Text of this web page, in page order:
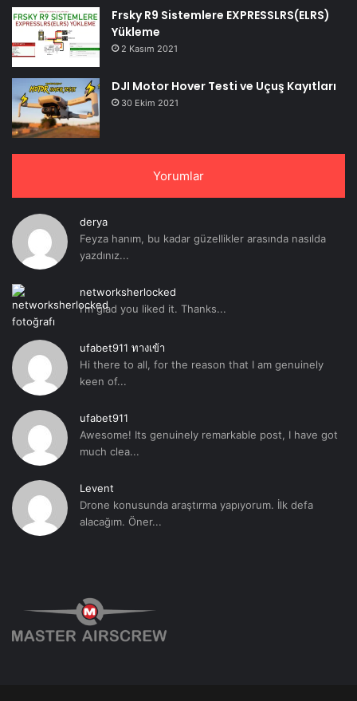
Frsky R9 Sistemlere EXPRESSLRS(ELRS)
Yükleme
2 Kasım 2021
DJI Motor Hover Testi ve Uçuş Kayıtları
30 Ekim 2021
Yorumlar
derya
Feyza hanım, bu kadar güzellikler arasında nasılda
yazdınız...
networksherlocked
I'm glad you liked it. Thanks...
ufabet911 ทางเข้า
Hi there to all, for the reason that I am genuinely
keen of...
ufabet911
Awesome! Its genuinely remarkable post, I have got
much clea...
Levent
Drone konusunda araştırma yapıyorum. İlk defa
alacağım. Öner...